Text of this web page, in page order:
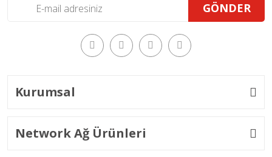
GÖNDER
Kurumsal
Network Ağ Ürünleri